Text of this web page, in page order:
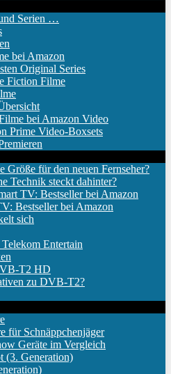
Serien …
bei Amazon
Original Series
Fiction Filme
bei Amazon Video
Prime Video-Boxsets
Größe für den neuen Fernseher?
Technik steckt dahinter?
TV: Bestseller bei Amazon
Bestseller bei Amazon
sich
Entertain
T2 HD
zu DVB-T2?
für Schnäppchenjäger
Geräte im Vergleich
(3. Generation)